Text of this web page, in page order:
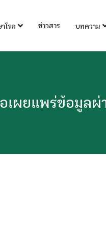
โรค ข่าวสาร บทความ
ผยแพร่ข้อมูลผ่